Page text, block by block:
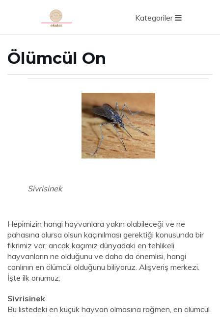
Kategoriler
Ölümcül On
Sivrisinek
Hepimizin hangi hayvanlara yakın olabileceği ve ne
pahasına olursa olsun kaçınılması gerektiği konusunda bir
fikrimiz var, ancak kaçımız dünyadaki en tehlikeli
hayvanların ne olduğunu ve daha da önemlisi, hangi
canlının en ölümcül olduğunu biliyoruz. Alışveriş merkezi.
İşte ilk onumuz:
Sivrisinek
Bu listedeki en küçük hayvan olmasına rağmen, en ölümcül